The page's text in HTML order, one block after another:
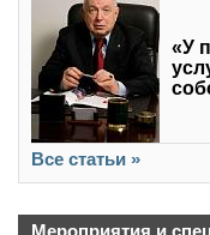
«У
Все статьи »
Мероприятия и